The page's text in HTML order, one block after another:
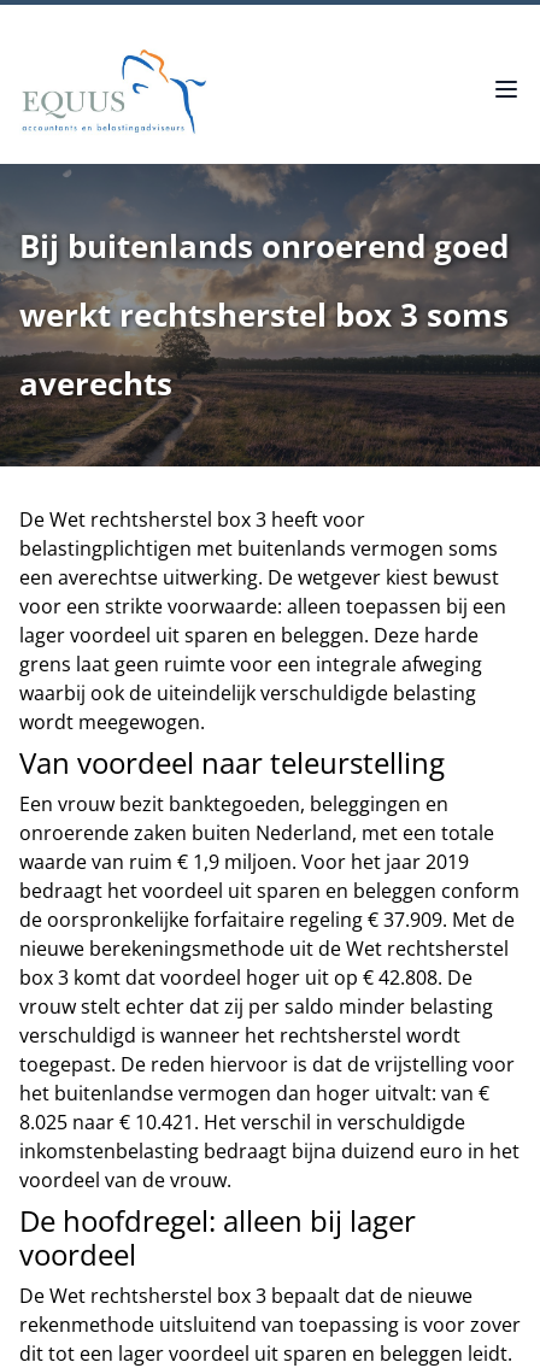
Bij buitenlands onroerend goed
werkt rechtsherstel box 3 soms
averechts
De Wet rechtsherstel box 3 heeft voor
belastingplichtigen met buitenlands vermogen soms
een averechtse uitwerking. De wetgever kiest bewust
voor een strikte voorwaarde: alleen toepassen bij een
lager voordeel uit sparen en beleggen. Deze harde
grens laat geen ruimte voor een integrale afweging
waarbij ook de uiteindelijk verschuldigde belasting
wordt meegewogen.
Van voordeel naar teleurstelling
Een vrouw bezit banktegoeden, beleggingen en
onroerende zaken buiten Nederland, met een totale
waarde van ruim € 1,9 miljoen. Voor het jaar 2019
bedraagt het voordeel uit sparen en beleggen conform
de oorspronkelijke forfaitaire regeling € 37.909. Met de
nieuwe berekeningsmethode uit de Wet rechtsherstel
box 3 komt dat voordeel hoger uit op € 42.808. De
vrouw stelt echter dat zij per saldo minder belasting
verschuldigd is wanneer het rechtsherstel wordt
toegepast. De reden hiervoor is dat de vrijstelling voor
het buitenlandse vermogen dan hoger uitvalt: van €
8.025 naar € 10.421. Het verschil in verschuldigde
inkomstenbelasting bedraagt bijna duizend euro in het
voordeel van de vrouw.
De hoofdregel: alleen bij lager
voordeel
De Wet rechtsherstel box 3 bepaalt dat de nieuwe
rekenmethode uitsluitend van toepassing is voor zover
dit tot een lager voordeel uit sparen en beleggen leidt.